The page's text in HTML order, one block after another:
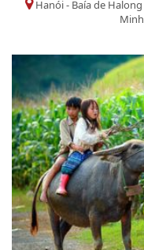
Hanói- Baía de Halong
Minh